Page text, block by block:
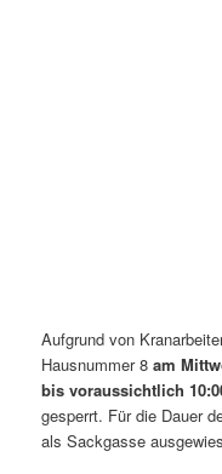
Aufgrund von
Hausnummer 8am
bis voraussichtlich
gesperrt. Für die Dauer
als Sackgasse